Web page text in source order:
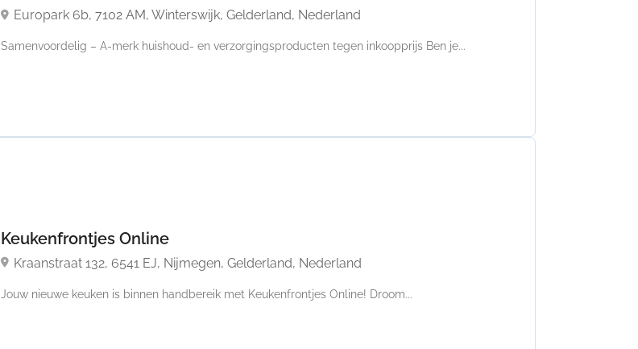
Europark 6b, 7102 AM, Winterswijk, Gelderland, Nederland
Samenvoordelig – A-merk huishoud- en verzorgingsproducten tegen inkoopprijs Ben je...
Keukenfrontjes Online
Kraanstraat 132, 6541 EJ, Nijmegen, Gelderland, Nederland
Jouw nieuwe keuken is binnen handbereik met Keukenfrontjes Online! Droom...